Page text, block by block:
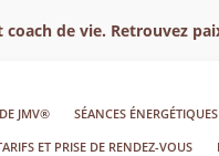
de vie. Retrouvez
JMV® SÉANCES ÉNERGÉTIQUES
ET PRISE DE RENDEZ-VOUS